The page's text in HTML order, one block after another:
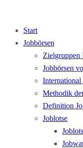
Start
Jobbörsen
Zielgruppen
Jobbörsen
International
Methodik
Definition
Joblotse